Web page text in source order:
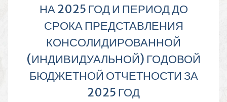
НА 2025 ГОД И ПЕРИОД ДО
СРОКА ПРЕДСТАВЛЕНИЯ
КОНСОЛИДИРОВАННОЙ
(ИНДИВИДУАЛЬНОЙ) ГОДОВОЙ
БЮДЖЕТНОЙ ОТЧЕТНОСТИ ЗА
2025 ГОД